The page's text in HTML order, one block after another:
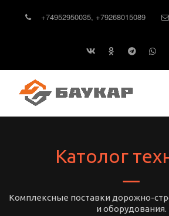
+74952950035, +79268015089
Католог
Комплексные поставки дорожно-
и оборудования.